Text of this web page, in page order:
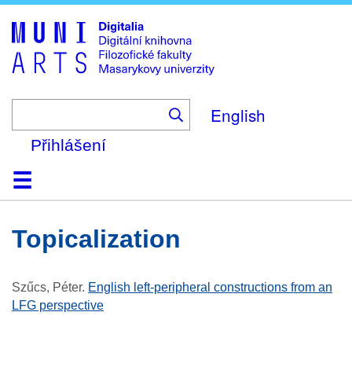
to
main
content
English
Přihlášení
DomůKolekce
Prohlížení
Vyhledávání
O platformě
Nápověda
KontaktDigitalia
topicalization
Szűcs, Péter. English left-peripheral constructions from an
LFG perspective